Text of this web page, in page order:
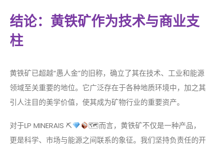
结论：黄铁矿作为技术与商业支
柱
黄铁矿已超越“愚人金”的旧称，确立了其在技术、工业和能源
领域至关重要的地位。它广泛存在于各种地质环境中，加之其
引人注目的美学价值，使其成为矿物行业的重要资产。
对于LP MINERAIS ⛏
🗺而言，黄铁矿不仅是一种产品，
更是科学、市场与能源之间联系的象征。我们坚持负责任的开